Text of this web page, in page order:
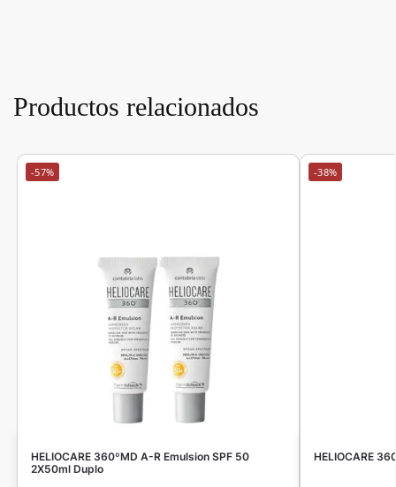
Productos relacionados
-57%
HELIOCARE 360ºMD A-R Emulsion SPF 50
2X50ml Duplo
-38%
HELIOCARE